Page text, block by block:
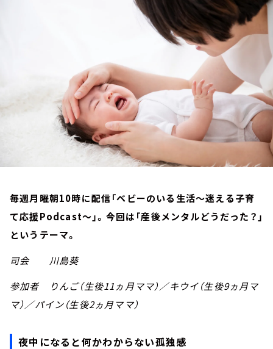
毎週月曜朝10時に配信「ベビーのいる生活～迷える子育
て応援Podcast～」。今回は「産後メンタルどうだった？」
というテーマ。
司会 川島葵
参加者 りんご（生後11ヵ月ママ）／キウイ（生後9ヵ月マ
マ）／パイン（生後2ヵ月ママ）
夜中になると何かわからない孤独感